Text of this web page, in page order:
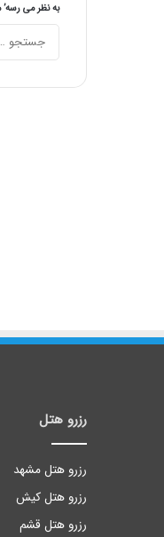
به نظر می
رزرو هتل
رزرو هتل مشهد
رزرو هتل کیش
رزرو هتل قشم